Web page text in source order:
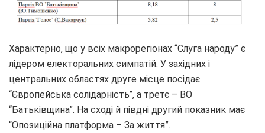
Характерно, що у всіх макрорегіонах “Слуга народу” є
лідером електоральних симпатій. У західних і
центральних областях друге місце посідає
“Європейська солідарність”, а третє – ВО
“Батьківщина”. На сході й півдні другий показник має
“Опозиційна платформа – За життя”.